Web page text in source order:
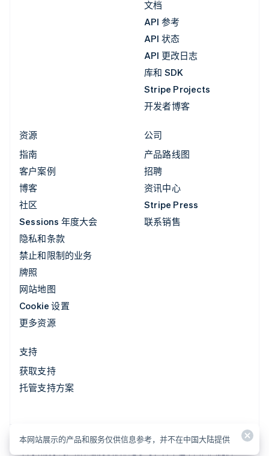
文档
API 参考
API 状态
API 更改日志
库和 SDK
Stripe Projects
开发者博客
资源
指南
客户案例
博客
社区
Sessions 年度大会
隐私和条款
禁止和限制的业务
牌照
网站地图
Cookie 设置
更多资源
公司
产品路线图
招聘
资讯中心
Stripe Press
联系销售
支持
获取支持
托管支持方案
本网站展示的产品和服务仅供信息参考，并不在中国大陆提供